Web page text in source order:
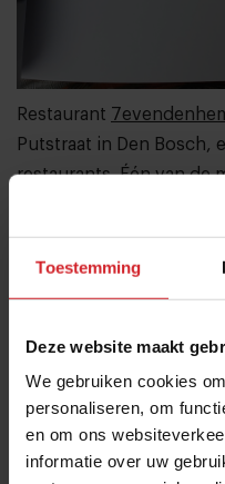
Toestemming
Deze website maakt
We gebruiken cookies
personaliseren, om
en om ons
informatie over uw
Restaurant
Putstraat in Den Bosch,
restaurants. Één van de
transformeren tot een
magazine biedt een
restaurant, laat het
(food)trends. Super
gespreksstof. Er is ook
daarmee financieel ook